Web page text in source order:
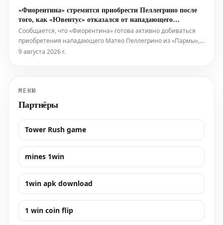
подъемами на перевал д'Эз. Однако в непредсказуемом
Женском Туре, где царит
«Фиорентина» стремится приобрести Пеллегрино после
того, как «Ювентус» отказался от нападающего
«Пармы»
Сообщается, что «Фиорентина» готова активно добиваться
приобретения нападающего Матео Пеллегрино из «Пармы»,
оцениваемого в 30 миллионов евро. Его рассматривают как
9 августа 2026 г.
МЕНЮ
Партнёры
Tower Rush game
mines 1win
1win apk download
1 win coin flip